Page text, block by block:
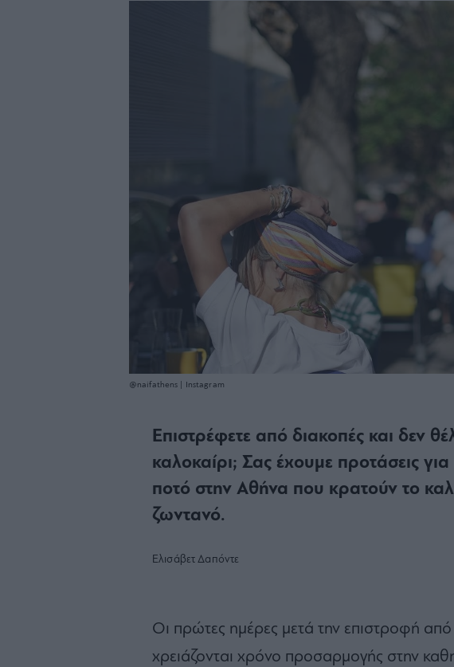
@naifathens | Instagram
Επιστρέφετε από διακοπές και δεν
καλοκαίρι; Σας έχουμε προτάσεις
ποτό στην Αθήνα που κρατούν το
ζωντανό.
Ελισάβετ Δαπόντε
Οι πρώτες ημέρες μετά την επιστροφή από
χρειάζονται χρόνο προσαρμογής στην